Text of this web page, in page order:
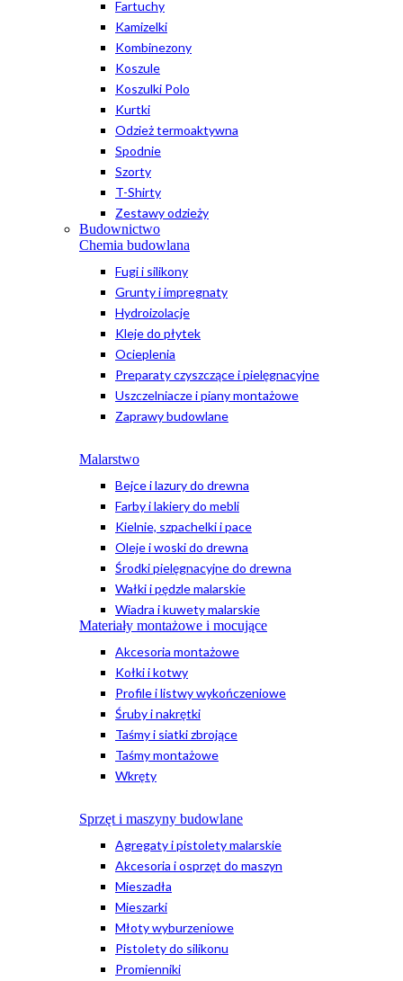
Fartuchy
Kamizelki
Kombinezony
Koszule
Koszulki Polo
Kurtki
Odzież termoaktywna
Spodnie
Szorty
T-Shirty
Zestawy odzieży
Budownictwo
Chemia budowlana
Fugi i silikony
Grunty i impregnaty
Hydroizolacje
Kleje do płytek
Ocieplenia
Preparaty czyszczące i pielęgnacyjne
Uszczelniacze i piany montażowe
Zaprawy budowlane
Malarstwo
Bejce i lazury do drewna
Farby i lakiery do mebli
Kielnie, szpachelki i pace
Oleje i woski do drewna
Środki pielęgnacyjne do drewna
Wałki i pędzle malarskie
Wiadra i kuwety malarskie
Materiały montażowe i mocujące
Akcesoria montażowe
Kołki i kotwy
Profile i listwy wykończeniowe
Śruby i nakrętki
Taśmy i siatki zbrojące
Taśmy montażowe
Wkręty
Sprzęt i maszyny budowlane
Agregaty i pistolety malarskie
Akcesoria i osprzęt do maszyn
Mieszadła
Mieszarki
Młoty wyburzeniowe
Pistolety do silikonu
Promienniki